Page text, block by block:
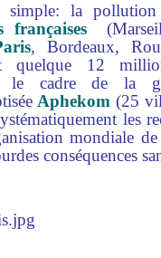
la pollution
françaises
, Bordeaux,
quelque 12
le cadre de la
Aphekom (25
les
mondiale
conséquences